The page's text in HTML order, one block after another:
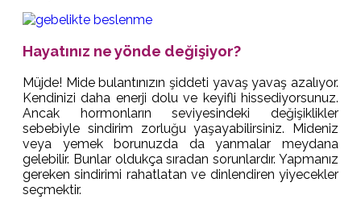
Hayatınız ne yönde değişiyor?
Müjde! Mide bulantınızın şiddeti yavaş yavaş azalıyor.
Kendinizi daha enerji dolu ve keyifli hissediyorsunuz.
Ancak hormonların seviyesindeki değişiklikler
sebebiyle sindirim zorluğu yaşayabilirsiniz. Mideniz
veya yemek borunuzda da yanmalar meydana
gelebilir. Bunlar oldukça sıradan sorunlardır. Yapmanız
gereken sindirimi rahatlatan ve dinlendiren yiyecekler
seçmektir.